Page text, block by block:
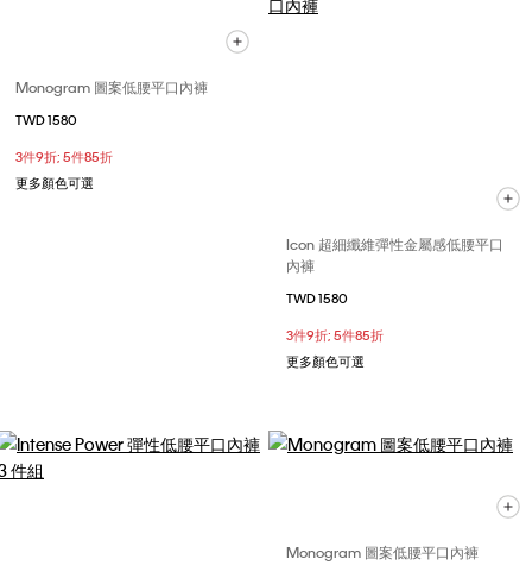
Monogram 圖案低腰平口內褲
TWD 1580
3件9折; 5件85折
更多顏色可選
Icon 超細纖維彈性金屬感低腰平口
內褲
TWD 1580
3件9折; 5件85折
更多顏色可選
Monogram 圖案低腰平口內褲